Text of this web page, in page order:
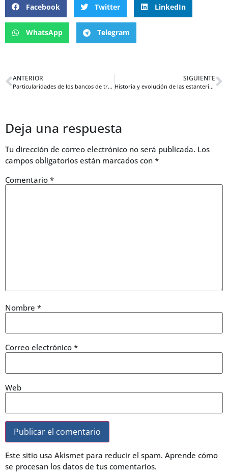
Facebook Twitter LinkedIn
WhatsApp Telegram
ANTERIOR
Particularidades de los bancos de trabajo en Asia, América y Europa que no conocías
SIGUIENTE
Historia y evolución de las estanterías metálicas, del taller al hogar moderno
Deja una respuesta
Tu dirección de correo electrónico no será publicada. Los
campos obligatorios están marcados con *
Comentario *
Nombre *
Correo electrónico *
Web
Este sitio usa Akismet para reducir el spam. Aprende cómo
se procesan los datos de tus comentarios.